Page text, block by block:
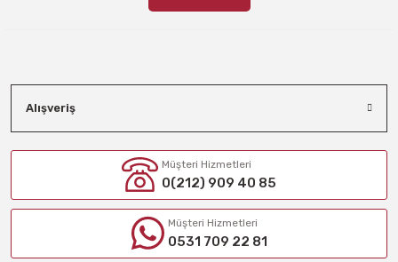
Alışveriş
Müşteri Hizmetleri
0(212) 909 40 85
Müşteri Hizmetleri
0531 709 22 81